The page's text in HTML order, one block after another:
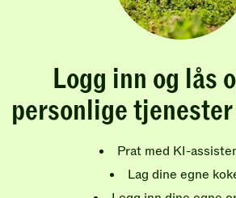
Logg inn og lås
personlige
Prat med KI-
Lag dine egne